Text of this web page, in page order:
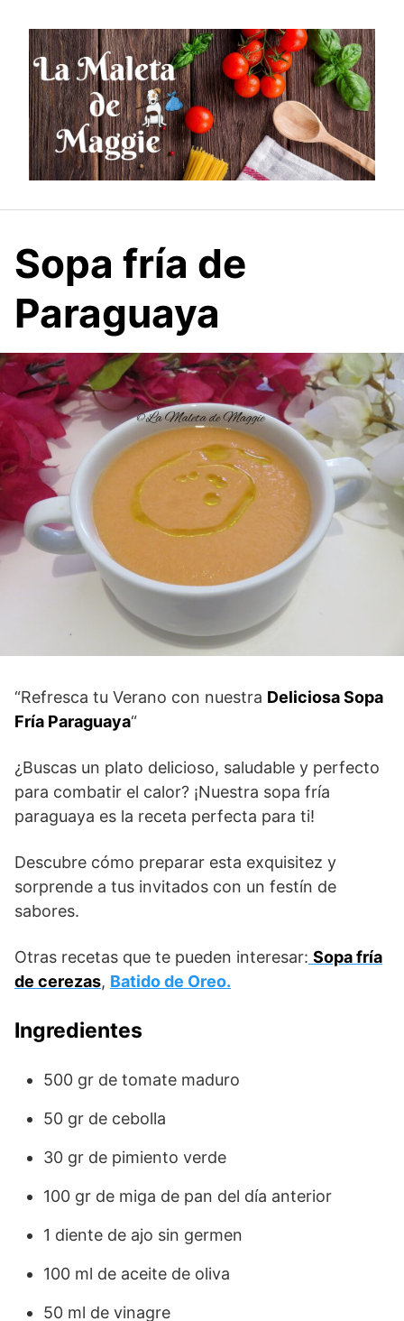
contenido
Sopa fría de
Paraguaya
“Refresca tu Verano con nuestra Deliciosa Sopa
Fría Paraguaya“
¿Buscas un plato delicioso, saludable y perfecto
para combatir el calor? ¡Nuestra sopa fría
paraguaya es la receta perfecta para ti!
Descubre cómo preparar esta exquisitez y
sorprende a tus invitados con un festín de
sabores.
Otras recetas que te pueden interesar: Sopa fría
de cerezas, Batido de Oreo.
Ingredientes
500 gr de tomate maduro
50 gr de cebolla
30 gr de pimiento verde
100 gr de miga de pan del día anterior
1 diente de ajo sin germen
100 ml de aceite de oliva
50 ml de vinagre